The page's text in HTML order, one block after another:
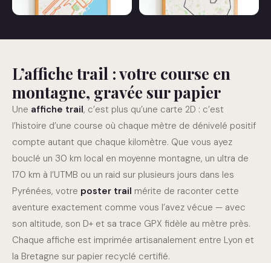
Affiche Marathon Affiche Semi Marathon
L’affiche trail : votre course en
montagne, gravée sur papier
Une affiche trail, c’est plus qu’une carte 2D : c’est
l’histoire d’une course où chaque mètre de dénivelé positif
compte autant que chaque kilomètre. Que vous ayez
bouclé un 30 km local en moyenne montagne, un ultra de
170 km à l’UTMB ou un raid sur plusieurs jours dans les
Pyrénées, votre poster trail mérite de raconter cette
aventure exactement comme vous l’avez vécue — avec
son altitude, son D+ et sa trace GPX fidèle au mètre près.
Chaque affiche est imprimée artisanalement entre Lyon et
la Bretagne sur papier recyclé certifié.